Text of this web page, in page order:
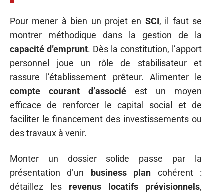
Pour mener à bien un projet en SCI, il faut se
montrer méthodique dans la gestion de la
capacité d’emprunt. Dès la constitution, l’apport
personnel joue un rôle de stabilisateur et
rassure l’établissement prêteur. Alimenter le
compte courant d’associé est un moyen
efficace de renforcer le capital social et de
faciliter le financement des investissements ou
des travaux à venir.
Monter un dossier solide passe par la
présentation d’un business plan cohérent :
détaillez les revenus locatifs prévisionnels,